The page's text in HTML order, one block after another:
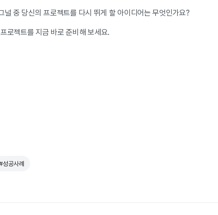
널 중 당신의 프로젝트를 다시 뛰게 할 아이디어는 무엇인가요?
로젝트를 지금 바로 준비해 보세요.
성공사례